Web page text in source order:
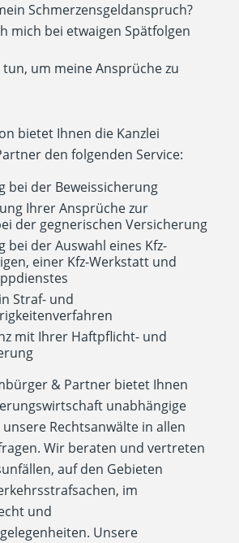
Schmerzensgeldanspruch?
mich bei etwaigen Spätfolgen
tun, um meine Ansprüche zu
bietet Ihnen die Kanzlei
den folgenden Service:
bei der Beweissicherung
Ihrer Ansprüche zur
der gegnerischen Versicherung
bei der Auswahl eines Kfz-
einer Kfz-Werkstatt und
Straf- und
mit Ihrer Haftpflicht- und
& Partner bietet Ihnen
unabhängige
Rechtsanwälte in allen
Wir beraten und vertreten
auf den Gebieten
im
und
Unsere